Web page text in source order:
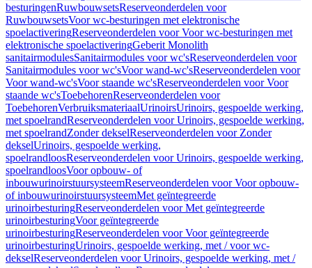
besturingenRuwbouwsetsReserveonderdelen voor
RuwbouwsetsVoor wc-besturingen met elektronische
spoelactiveringReserveonderdelen voor Voor wc-besturingen met
elektronische spoelactiveringGeberit Monolith
sanitairmodulesSanitairmodules voor wc'sReserveonderdelen voor
Sanitairmodules voor wc'sVoor wand-wc'sReserveonderdelen voor
Voor wand-wc'sVoor staande wc'sReserveonderdelen voor Voor
staande wc'sToebehorenReserveonderdelen voor
ToebehorenVerbruiksmateriaalUrinoirsUrinoirs, gespoelde werking,
met spoelrandReserveonderdelen voor Urinoirs, gespoelde werking,
met spoelrandZonder dekselReserveonderdelen voor Zonder
dekselUrinoirs, gespoelde werking,
spoelrandloosReserveonderdelen voor Urinoirs, gespoelde werking,
spoelrandloosVoor opbouw- of
inbouwurinoirstuursysteemReserveonderdelen voor Voor opbouw-
of inbouwurinoirstuursysteemMet geïntegreerde
urinoirbesturingReserveonderdelen voor Met geïntegreerde
urinoirbesturingVoor geïntegreerde
urinoirbesturingReserveonderdelen voor Voor geïntegreerde
urinoirbesturingUrinoirs, gespoelde werking, met / voor wc-
dekselReserveonderdelen voor Urinoirs, gespoelde werking, met /